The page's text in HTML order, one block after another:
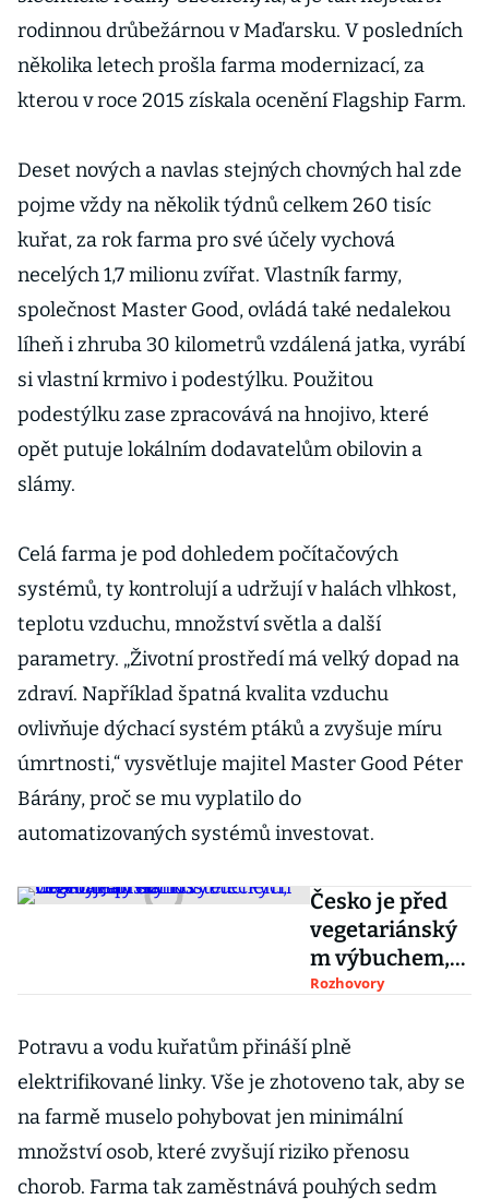
rodinnou drůbežárnou v Maďarsku. V posledních
několika letech prošla farma modernizací, za
kterou v roce 2015 získala ocenění Flagship Farm.
Deset nových a navlas stejných chovných hal zde
pojme vždy na několik týdnů celkem 260 tisíc
kuřat, za rok farma pro své účely vychová
necelých 1,7 milionu zvířat. Vlastník farmy,
společnost Master Good, ovládá také nedalekou
líheň i zhruba 30 kilometrů vzdálená jatka, vyrábí
si vlastní krmivo i podestýlku. Použitou
podestýlku zase zpracovává na hnojivo, které
opět putuje lokálním dodavatelům obilovin a
slámy.
Celá farma je pod dohledem počítačových
systémů, ty kontrolují a udržují v halách vlhkost,
teplotu vzduchu, množství světla a další
parametry. „Životní prostředí má velký dopad na
zdraví. Například špatná kvalita vzduchu
ovlivňuje dýchací systém ptáků a zvyšuje míru
úmrtnosti,“ vysvětluje majitel Master Good Péter
Bárány, proč se mu vyplatilo do
automatizovaných systémů investovat.
Česko je před
vegetariánský
m výbuchem,
říká bývalý šéf
uzenin Jan
Hanuš
Rozhovory
Potravu a vodu kuřatům přináší plně
elektrifikované linky. Vše je zhotoveno tak, aby se
na farmě muselo pohybovat jen minimální
množství osob, které zvyšují riziko přenosu
chorob. Farma tak zaměstnává pouhých sedm